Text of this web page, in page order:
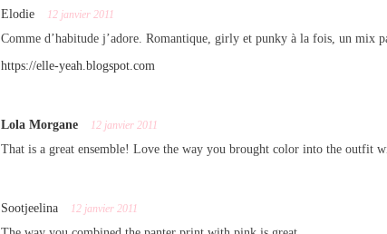
Elodie 12 janvier 2011
Comme d’habitude j’adore. Romantique, girly et punky à la fois, un mix
https://elle-yeah.blogspot.com
Lola Morgane 12 janvier 2011
That is a great ensemble! Love the way you brought color into the outfit
Sootjeelina 12 janvier 2011